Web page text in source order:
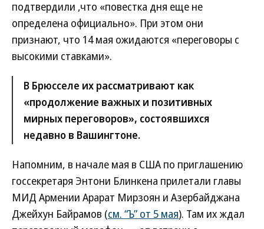
подтвердили ,что «повестка дня еще не
определена официально». При этом они
признают, что 14 мая ожидаются «переговоры с
высокими ставками».
В Брюсселе их рассматривают как
«продолжение важных и позитивных
мирных переговоров», состоявшихся
недавно в Вашингтоне.
Напомним, в начале мая в США по приглашению
госсекретаря Энтони Блинкена прилетали главы
МИД Армении Арарат Мирзоян и Азербайджана
Джейхун Байрамов (см. “Ъ” от 5 мая). Там их ждал